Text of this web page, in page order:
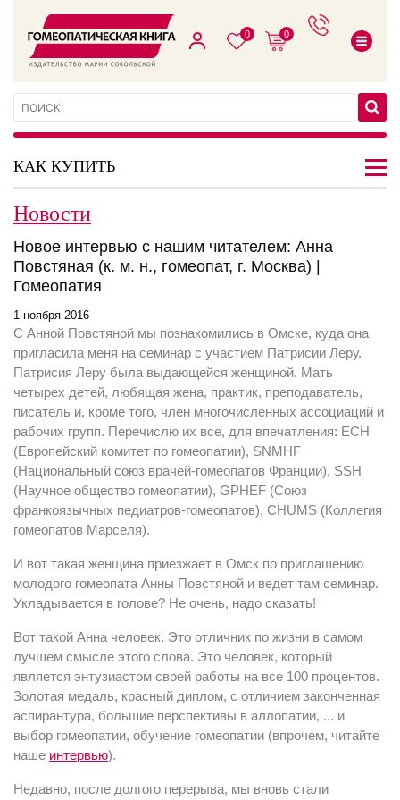
0 0
КАК КУПИТЬ
Новости
Новое интервью с нашим читателем: Анна
Повстяная (к. м. н., гомеопат, г. Москва) |
Гомеопатия
1 ноября 2016
С Анной Повстяной мы познакомились в Омске, куда она
пригласила меня на семинар с участием Патрисии Леру.
Патрисия Леру была выдающейся женщиной. Мать
четырех детей, любящая жена, практик, преподаватель,
писатель и, кроме того, член многочисленных ассоциаций и
рабочих групп. Перечислю их все, для впечатления: ECH
(Европейский комитет по гомеопатии), SNMHF
(Национальный союз врачей-гомеопатов Франции), SSH
(Научное общество гомеопатии), GPHEF (Союз
франкоязычных педиатров-гомеопатов), CHUMS (Коллегия
гомеопатов Марселя).
И вот такая женщина приезжает в Омск по приглашению
молодого гомеопата Анны Повстяной и ведет там семинар.
Укладывается в голове? Не очень, надо сказать!
Вот такой Анна человек. Это отличник по жизни в самом
лучшем смысле этого слова. Это человек, который
является энтузиастом своей работы на все 100 процентов.
Золотая медаль, красный диплом, с отличием законченная
аспирантура, большие перспективы в аллопатии, ... и
выбор гомеопатии, обучение гомеопатии (впрочем, читайте
наше интервью).
Недавно, после долгого перерыва, мы вновь стали